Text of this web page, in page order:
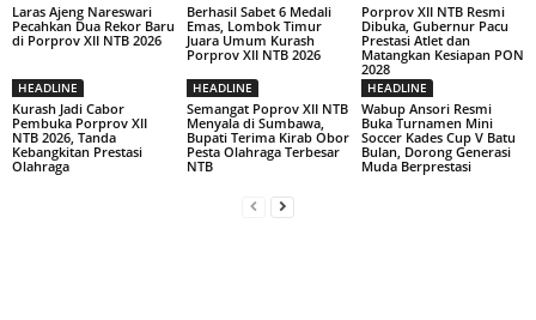
Laras Ajeng Nareswari
Pecahkan Dua Rekor Baru
di Porprov XII NTB 2026
Berhasil Sabet 6 Medali
Emas, Lombok Timur
Juara Umum Kurash
Porprov XII NTB 2026
Porprov XII NTB Resmi
Dibuka, Gubernur Pacu
Prestasi Atlet dan
Matangkan Kesiapan PON
2028
HEADLINE
Kurash Jadi Cabor
Pembuka Porprov XII
NTB 2026, Tanda
Kebangkitan Prestasi
Olahraga
HEADLINE
Semangat Poprov XII NTB
Menyala di Sumbawa,
Bupati Terima Kirab Obor
Pesta Olahraga Terbesar
NTB
HEADLINE
Wabup Ansori Resmi
Buka Turnamen Mini
Soccer Kades Cup V Batu
Bulan, Dorong Generasi
Muda Berprestasi